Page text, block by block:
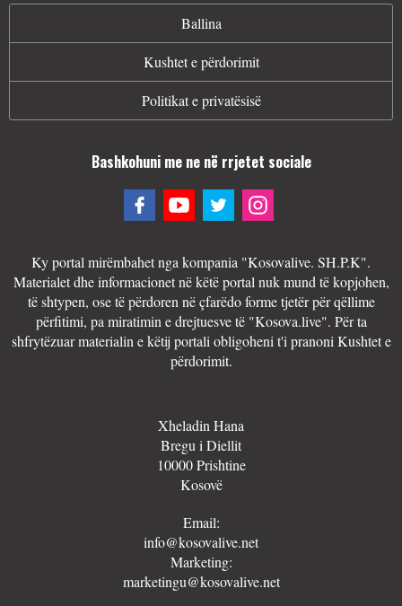
Ballina
Kushtet e përdorimit
Politikat e privatësisë
Bashkohuni me ne në rrjetet sociale
Ky portal mirëmbahet nga kompania "Kosovalive. SH.P.K".
Materialet dhe informacionet në këtë portal nuk mund të kopjohen,
të shtypen, ose të përdoren në çfarëdo forme tjetër për qëllime
përfitimi, pa miratimin e drejtuesve të "Kosova.live". Për ta
shfrytëzuar materialin e këtij portali obligoheni t'i pranoni Kushtet e
përdorimit.
Xheladin Hana
Bregu i Diellit
10000 Prishtine
Kosovë
Email:
info@kosovalive.net
Marketing:
marketingu@kosovalive.net